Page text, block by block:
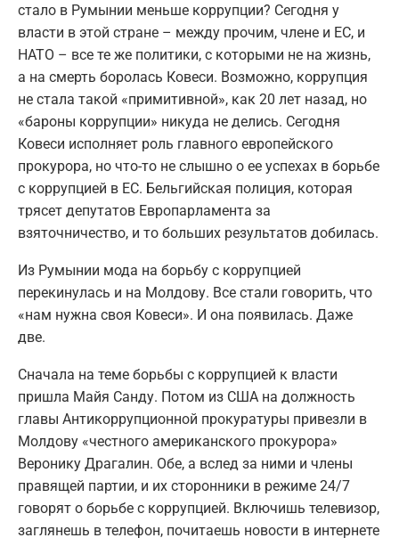
стало в Румынии меньше коррупции? Сегодня у
власти в этой стране – между прочим, члене и ЕС, и
НАТО – все те же политики, с которыми не на жизнь,
а на смерть боролась Ковеси. Возможно, коррупция
не стала такой «примитивной», как 20 лет назад, но
«бароны коррупции» никуда не делись. Сегодня
Ковеси исполняет роль главного европейского
прокурора, но что-то не слышно о ее успехах в борьбе
с коррупцией в ЕС. Бельгийская полиция, которая
трясет депутатов Европарламента за
взяточничество, и то больших результатов добилась.
Из Румынии мода на борьбу с коррупцией
перекинулась и на Молдову. Все стали говорить, что
«нам нужна своя Ковеси». И она появилась. Даже
две.
Сначала на теме борьбы с коррупцией к власти
пришла Майя Санду. Потом из США на должность
главы Антикоррупционной прокуратуры привезли в
Молдову «честного американского прокурора»
Веронику Драгалин. Обе, а вслед за ними и члены
правящей партии, и их сторонники в режиме 24/7
говорят о борьбе с коррупцией. Включишь телевизор,
заглянешь в телефон, почитаешь новости в интернете